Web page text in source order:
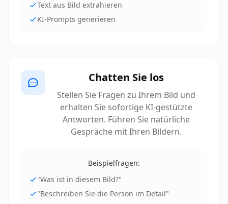
Text aus Bild extrahieren
KI-Prompts generieren
Chatten Sie los
Stellen Sie Fragen zu Ihrem Bild und
erhalten Sie sofortige KI-gestützte
Antworten. Führen Sie natürliche
Gespräche mit Ihren Bildern.
Beispielfragen:
"Was ist in diesem Bild?"
"Beschreiben Sie die Person im Detail"